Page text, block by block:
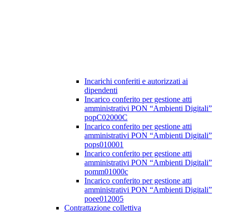
Incarichi conferiti e autorizzati ai
dipendenti
Incarico conferito per gestione atti
amministrativi PON “Ambienti Digitali”
popC02000C
Incarico conferito per gestione atti
amministrativi PON “Ambienti Digitali”
pops010001
Incarico conferito per gestione atti
amministrativi PON “Ambienti Digitali”
pomm01000c
Incarico conferito per gestione atti
amministrativi PON “Ambienti Digitali”
poee012005
Contrattazione collettiva